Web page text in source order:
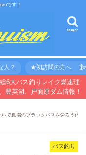
です！
search
人？ ★初訪問の方へ 【
6大バス釣りレイク爆速理
豊英湖、戸面原ダム情報！
で夏場のブラックバスを労ろう(*
バス釣り